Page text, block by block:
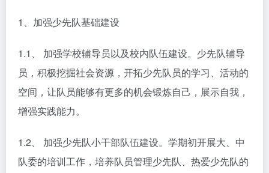
1、加强少先队基础建设
1.1、 加强学校辅导员以及校内队伍建设。少先队辅导
员，积极挖掘社会资源，开拓少先队员的学习、活动的
空间，让队员能够有更多的机会锻炼自己，展示自我，
增强实践能力。
1.2、 加强少先队小干部队伍建设。学期初开展大、中
队委的培训工作，培养队员管理少先队、热爱少先队的